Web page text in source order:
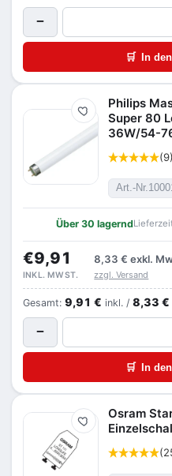
−
🛒 In
Merken
Philips
Super 80
36W/54-
(9)
Art.-Nr.
Über 30 lagernd
€9,91 8,33 € exkl.
INKL. MWST. zzgl. Versand
Gesamt: 9,91 € inkl. / 8,33 €
−
🛒 In
Merken
Osram